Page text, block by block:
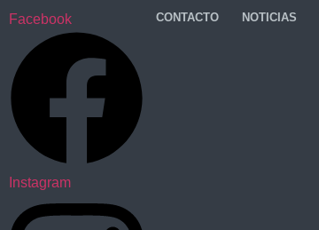
Facebook
Instagram
CONTACTO NOTICIAS